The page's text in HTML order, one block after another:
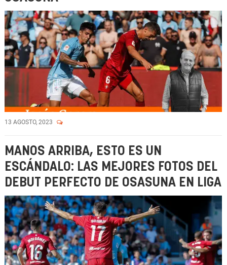
13 AGOSTO, 2023
MANOS ARRIBA, ESTO ES UN
ESCÁNDALO: LAS MEJORES FOTOS DEL
DEBUT PERFECTO DE OSASUNA EN LIGA